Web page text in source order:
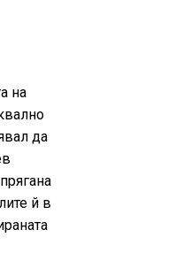
на
да
й в